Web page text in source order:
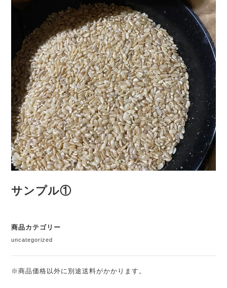
サンプル①
商品カテゴリー
uncategorized
※商品価格以外に別途送料がかかります。